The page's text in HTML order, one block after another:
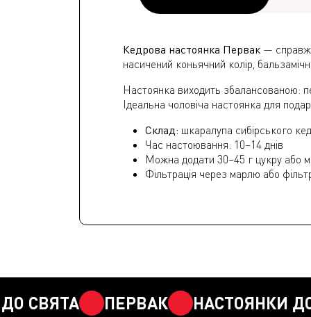
Кедрова настоянка Первак —
насичений коньячний колір,
Настоянка виходить збалансованою:
Ідеальна чоловіча настоянка для
Склад: шкаралупа сибірського
Час настоювання: 10–14 днів
Можна додати 30–45 г цукру або
Фільтрація через марлю або
ПЕРВАК НАСТОЯНКИ ДО